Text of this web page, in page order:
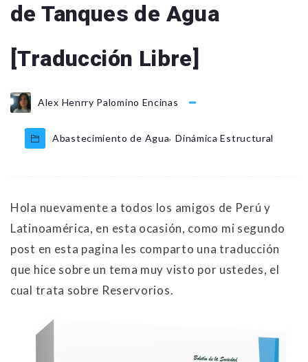
de Tanques de Agua
[Traducción Libre]
Alex Henrry Palomino Encinas
Abastecimiento de Agua, Dinámica Estructural
Hola nuevamente a todos los amigos de Perú y
Latinoamérica, en esta ocasión, como mi segundo
post en esta pagina les comparto una traducción
que hice sobre un tema muy visto por ustedes, el
cual trata sobre Reservorios.